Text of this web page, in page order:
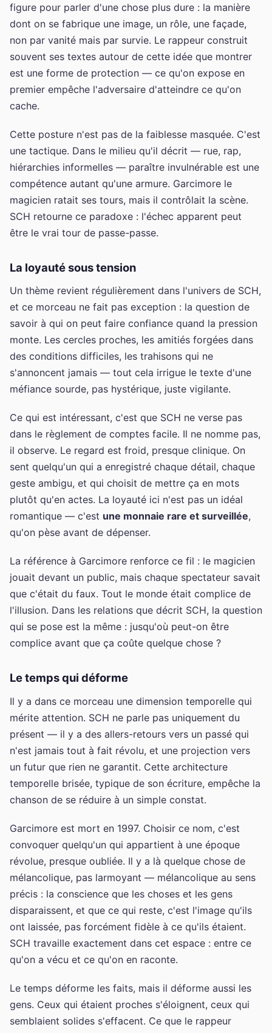
figure pour parler d'une chose plus dure : la manière
dont on se fabrique une image, un rôle, une façade,
non par vanité mais par survie. Le rappeur construit
souvent ses textes autour de cette idée que montrer
est une forme de protection — ce qu'on expose en
premier empêche l'adversaire d'atteindre ce qu'on
cache.
Cette posture n'est pas de la faiblesse masquée. C'est
une tactique. Dans le milieu qu'il décrit — rue, rap,
hiérarchies informelles — paraître invulnérable est une
compétence autant qu'une armure. Garcimore le
magicien ratait ses tours, mais il contrôlait la scène.
SCH retourne ce paradoxe : l'échec apparent peut
être le vrai tour de passe-passe.
La loyauté sous tension
Un thème revient régulièrement dans l'univers de SCH,
et ce morceau ne fait pas exception : la question de
savoir à qui on peut faire confiance quand la pression
monte. Les cercles proches, les amitiés forgées dans
des conditions difficiles, les trahisons qui ne
s'annoncent jamais — tout cela irrigue le texte d'une
méfiance sourde, pas hystérique, juste vigilante.
Ce qui est intéressant, c'est que SCH ne verse pas
dans le règlement de comptes facile. Il ne nomme pas,
il observe. Le regard est froid, presque clinique. On
sent quelqu'un qui a enregistré chaque détail, chaque
geste ambigu, et qui choisit de mettre ça en mots
plutôt qu'en actes. La loyauté ici n'est pas un idéal
romantique — c'est une monnaie rare et surveillée,
qu'on pèse avant de dépenser.
La référence à Garcimore renforce ce fil : le magicien
jouait devant un public, mais chaque spectateur savait
que c'était du faux. Tout le monde était complice de
l'illusion. Dans les relations que décrit SCH, la question
qui se pose est la même : jusqu'où peut-on être
complice avant que ça coûte quelque chose ?
Le temps qui déforme
Il y a dans ce morceau une dimension temporelle qui
mérite attention. SCH ne parle pas uniquement du
présent — il y a des allers-retours vers un passé qui
n'est jamais tout à fait révolu, et une projection vers
un futur que rien ne garantit. Cette architecture
temporelle brisée, typique de son écriture, empêche la
chanson de se réduire à un simple constat.
Garcimore est mort en 1997. Choisir ce nom, c'est
convoquer quelqu'un qui appartient à une époque
révolue, presque oubliée. Il y a là quelque chose de
mélancolique, pas larmoyant — mélancolique au sens
précis : la conscience que les choses et les gens
disparaissent, et que ce qui reste, c'est l'image qu'ils
ont laissée, pas forcément fidèle à ce qu'ils étaient.
SCH travaille exactement dans cet espace : entre ce
qu'on a vécu et ce qu'on en raconte.
Le temps déforme les faits, mais il déforme aussi les
gens. Ceux qui étaient proches s'éloignent, ceux qui
semblaient solides s'effacent. Ce que le rappeur